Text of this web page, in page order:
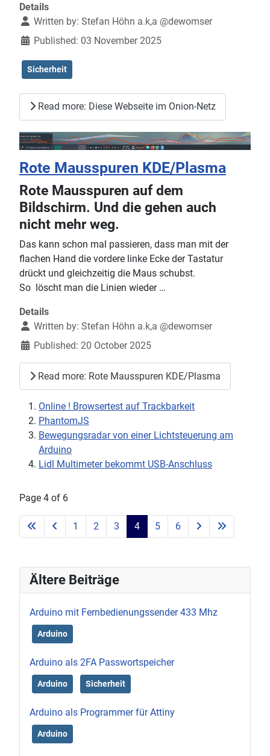
Details
Written by: Stefan Höhn a.k,a @dewomser
Published: 03 November 2025
Sicherheit
Read more: Diese Webseite im Onion-Netz
Rote Mausspuren KDE/Plasma
Rote Mausspuren auf dem
Bildschirm. Und die gehen auch
nicht mehr weg.
Das kann schon mal passieren, dass man mit der
flachen Hand die vordere linke Ecke der Tastatur
drückt und gleichzeitig die Maus schubst.
So löscht man die Linien wieder …
Details
Written by: Stefan Höhn a.k,a @dewomser
Published: 20 October 2025
Read more: Rote Mausspuren KDE/Plasma
Online ! Browsertest auf Trackbarkeit
PhantomJS
Bewegungsradar von einer Lichtsteuerung am
Arduino
Lidl Multimeter bekommt USB-Anschluss
Page 4 of 6
1 2 3 4 5 6
Ältere Beiträge
Arduino mit Fernbedienungssender 433 Mhz
Arduino
Arduino als 2FA Passwortspeicher
Arduino Sicherheit
Arduino als Programmer für Attiny
Arduino